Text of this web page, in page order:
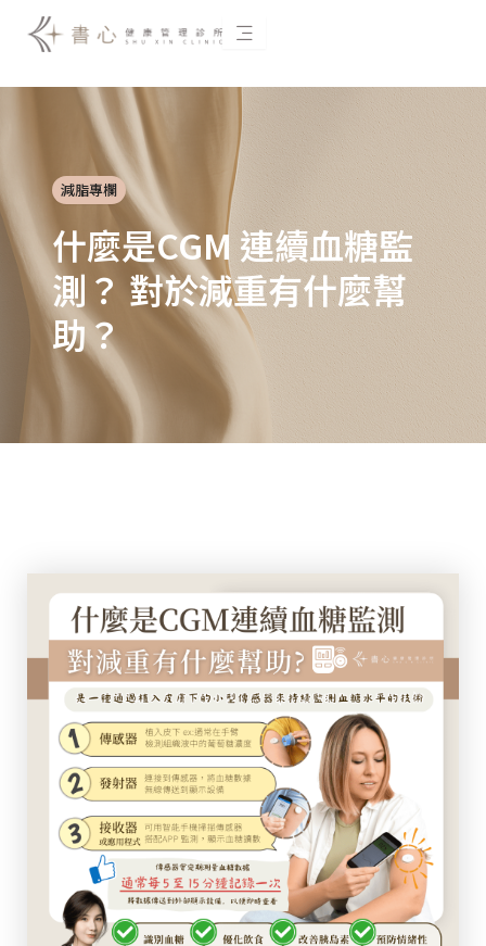
減脂專欄
什麼是CGM 連續血糖監
測？ 對於減重有什麼幫
助？